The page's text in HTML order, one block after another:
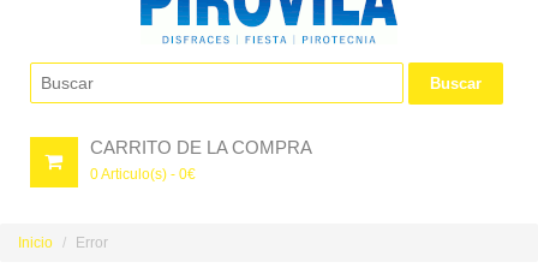
CARRITO DE LA COMPRA
0Articulo(s) - 0€
Inicio Error